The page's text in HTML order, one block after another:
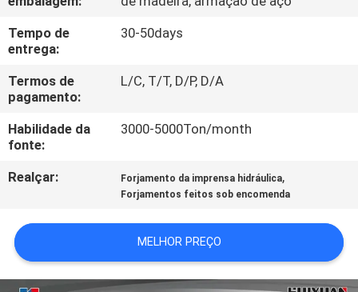
MAPA
SITE
PRIVACY
POLICY
Tempo de
entrega:
30-50days
Termos de
pagamento:
L/C, T/T, D/P, D/A
Habilidade da
fonte:
3000-5000Ton/month
Realçar: Forjamento da imprensa hidráulica,
Forjamentos feitos sob encomenda
MELHOR PREÇO